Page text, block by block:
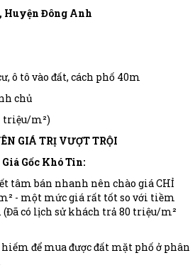
Huyện Đông Anh
ô tô vào đất, cách phố 40m
chủ
triệu/m²)
GIÁ TRỊ VƯỢT TRỘI
Gốc Khó Tin:
tâm bán nhanh nên chào giá CHỈ
- một mức giá rất tốt so với tiềm
(Đã có lịch sử khách trả 80 triệu/m²
để mua được đất mặt phố ở phân